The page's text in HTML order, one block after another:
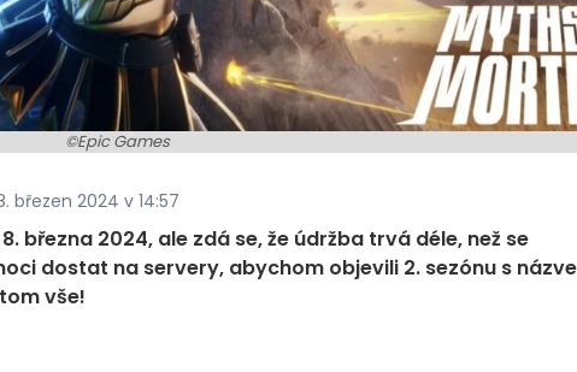
©Epic Games
březen 2024 v 14:57
března 2024, ale zdá se, že údržba trvá déle, než se
dostat na servery, abychom objevili 2. sezónu s
vše!